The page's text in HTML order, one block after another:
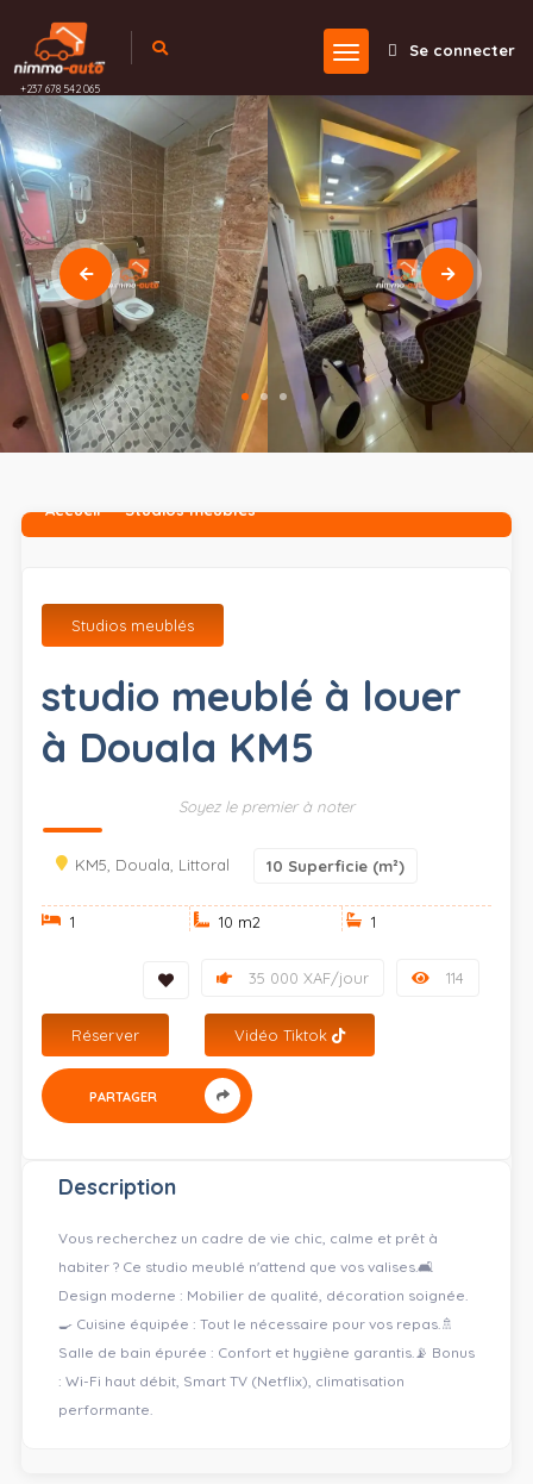
+237 678 542 065
Se connecter
Accueil Studios meublés
Studios meublés
studio meublé à louer
à Douala KM5
Soyez le premier à noter
KM5, Douala, Littoral 10 Superficie (m²)
1 10 m2 1
114
35 000 XAF/jour
Réserver Vidéo Tiktok
PARTAGER
Description
Vous recherchez un cadre de vie chic, calme et prêt à
habiter ? Ce studio meublé n'attend que vos valises. ​🛋️
Design moderne : Mobilier de qualité, décoration soignée. ​
🍳 Cuisine équipée : Tout le nécessaire pour vos repas. ​🚿
Salle de bain épurée : Confort et hygiène garantis. ​📡 Bonus
: Wi-Fi haut débit, Smart TV (Netflix), climatisation
performante.